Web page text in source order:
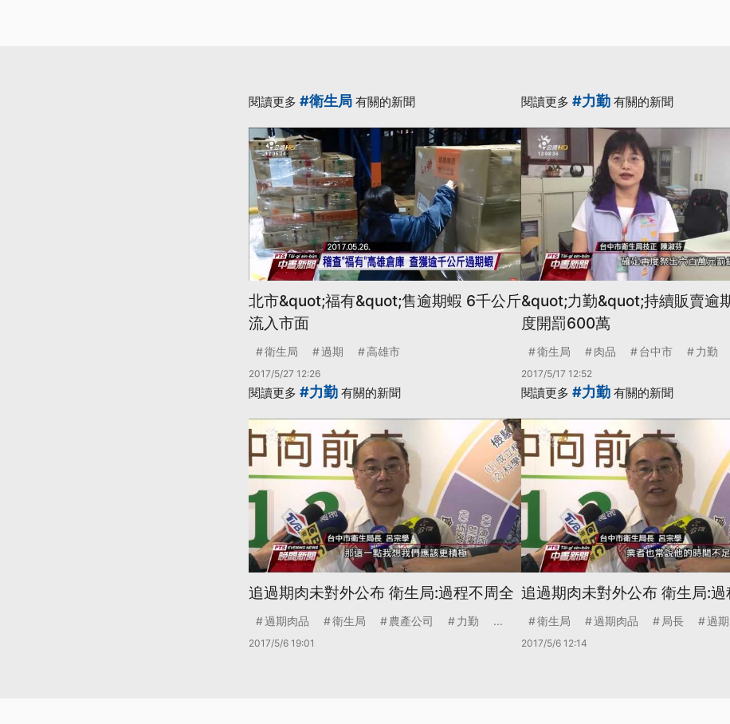
閱讀更多 #衛生局 有關的新聞
北市&quot;福有&quot;售逾期蝦 6千公斤
流入市面
衛生局 過期 高雄市
2017/5/27 12:26
閱讀更多 #力勤 有關的新聞
&quot;力勤&quot;持續販賣逾
度開罰600萬
衛生局 肉品 台中市 力勤
2017/5/17 12:52
閱讀更多 #力勤 有關的新聞
追過期肉未對外公布 衛生局:過程不周全
過期肉品 衛生局 農產公司 力勤 ...
2017/5/6 19:01
閱讀更多 #力勤 有關的新聞
追過期肉未對外公布 衛生局:過
衛生局 過期肉品 局長 過期
2017/5/6 12:14